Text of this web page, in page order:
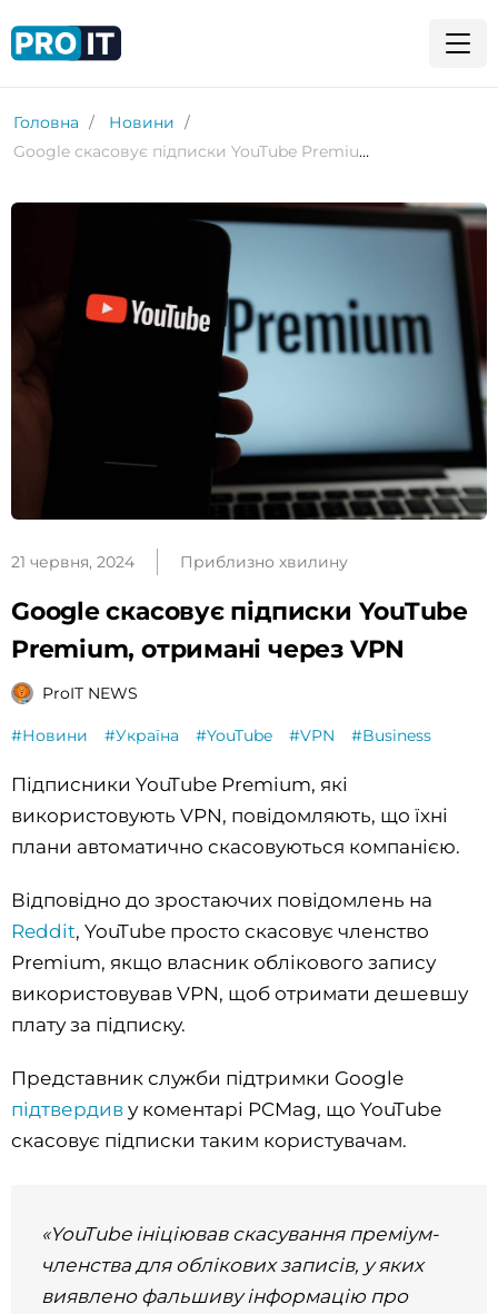
Головна
Новини
Google скасовує підписки YouTube Premium, отримані через VPN
21 червня, 2024 Приблизно хвилину
Google скасовує підписки YouTube
Premium, отримані через VPN
ProIT NEWS
#Новини #Україна #YouTube #VPN #Business
Підписники YouTube Premium, які
використовують VPN, повідомляють, що їхні
плани автоматично скасовуються компанією.
Відповідно до зростаючих повідомлень на
Reddit, YouTube просто скасовує членство
Premium, якщо власник облікового запису
використовував VPN, щоб отримати дешевшу
плату за підписку.
Представник служби підтримки Google
підтвердив у коментарі PCMag, що YouTube
скасовує підписки таким користувачам.
«YouTube ініціював скасування преміум-
членства для облікових записів, у яких
виявлено фальшиву інформацію про